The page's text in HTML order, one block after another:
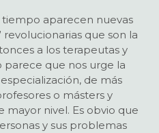
tiempo aparecen nuevas
revolucionarias que son la
a los terapeutas y
que nos urge la
de más
o másters y
mayor nivel. Es obvio que
y sus problemas